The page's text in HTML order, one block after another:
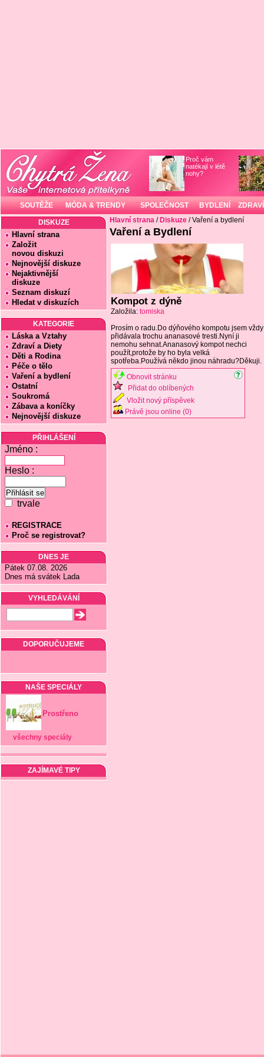
Proč vám
natékají v létě
nohy?
SOUTĚŽE MÓDA & TRENDY SPOLEČNOST BYDLENÍ ZDRAVÍ
DISKUZE
Hlavní strana
Založit
novou diskuzi
Nejnovější diskuze
Nejaktivnější
diskuze
Seznam diskuzí
Hledat v diskuzích
KATEGORIE
Láska a Vztahy
Zdraví a Diety
Děti a Rodina
Péče o tělo
Vaření a bydlení
Ostatní
Soukromá
Zábava a koníčky
Nejnovější diskuze
PŘIHLÁŠENÍ
Jméno :
Heslo :
trvale
REGISTRACE
Proč se registrovat?
DNES JE
Pátek 07.08. 2026
Dnes má svátek Lada
VYHLEDÁVÁNÍ
DOPORUČUJEME
NAŠE SPECIÁLY
Prostřeno
všechny speciály
ZAJÍMAVÉ TIPY
Hlavní strana / Diskuze / Vaření a bydlení
Vaření a Bydlení
Kompot z dýně
Založila: tomiska
Prosím o radu.Do dýňového kompotu jsem vždy
přidávala trochu ananasové tresti.Nyní ji
nemohu sehnat.Ananasový kompot nechci
použít,protože by ho byla velká
spotřeba.Používá někdo jinou náhradu?Děkuji.
Obnovit stránku
Přidat do oblíbených
Vložit nový příspěvek
Právě jsou online (0)